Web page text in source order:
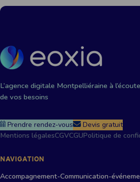
L’agence digitale Montpelliéraine à l’écoute
de vos besoins
Prendre rendez-vous
Devis gratuit
Mentions légalesCGVCGUPolitique de
NAVIGATION
Accompagnement-Communication-